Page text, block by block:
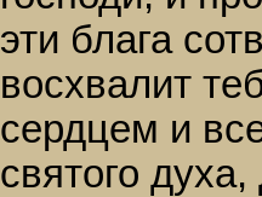
эти блага
восхвалит
сердцем и
святого